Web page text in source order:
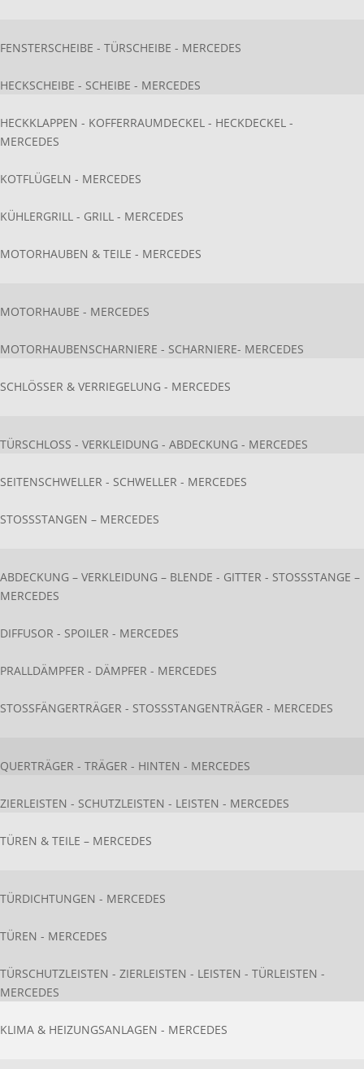
FENSTERSCHEIBE - TÜRSCHEIBE - MERCEDES
HECKSCHEIBE - SCHEIBE - MERCEDES
HECKKLAPPEN - KOFFERRAUMDECKEL - HECKDECKEL -
MERCEDES
KOTFLÜGELN - MERCEDES
KÜHLERGRILL - GRILL - MERCEDES
MOTORHAUBEN & TEILE - MERCEDES
MOTORHAUBE - MERCEDES
MOTORHAUBENSCHARNIERE - SCHARNIERE- MERCEDES
SCHLÖSSER & VERRIEGELUNG - MERCEDES
TÜRSCHLOSS - VERKLEIDUNG - ABDECKUNG - MERCEDES
SEITENSCHWELLER - SCHWELLER - MERCEDES
STOSSSTANGEN – MERCEDES
ABDECKUNG – VERKLEIDUNG – BLENDE - GITTER - STOSSSTANGE – M
ERCEDES
DIFFUSOR - SPOILER - MERCEDES
PRALLDÄMPFER - DÄMPFER - MERCEDES
STOSSFÄNGERTRÄGER - STOSSSTANGENTRÄGER - MERCEDES
QUERTRÄGER - TRÄGER - HINTEN - MERCEDES
ZIERLEISTEN - SCHUTZLEISTEN - LEISTEN - MERCEDES
TÜREN & TEILE – MERCEDES
TÜRDICHTUNGEN - MERCEDES
TÜREN - MERCEDES
TÜRSCHUTZLEISTEN - ZIERLEISTEN - LEISTEN - TÜRLEISTEN -
MERCEDES
KLIMA & HEIZUNGSANLAGEN - MERCEDES